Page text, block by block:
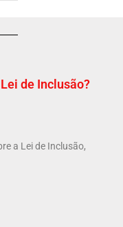
de Inclusão?
a Lei de Inclusão,